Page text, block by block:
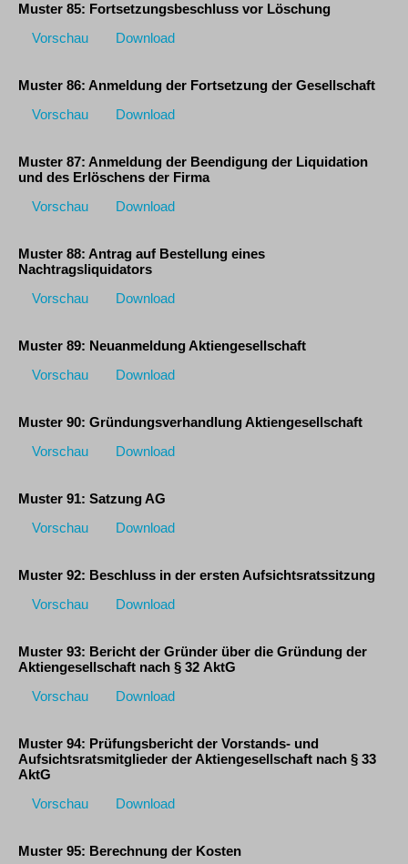
Muster 85: Fortsetzungsbeschluss vor Löschung
Vorschau
Download
Muster 86: Anmeldung der Fortsetzung der Gesellschaft
Vorschau
Download
Muster 87: Anmeldung der Beendigung der Liquidation
und des Erlöschens der Firma
Vorschau
Download
Muster 88: Antrag auf Bestellung eines
Nachtragsliquidators
Vorschau
Download
Muster 89: Neuanmeldung Aktiengesellschaft
Vorschau
Download
Muster 90: Gründungsverhandlung Aktiengesellschaft
Vorschau
Download
Muster 91: Satzung AG
Vorschau
Download
Muster 92: Beschluss in der ersten Aufsichtsratssitzung
Vorschau
Download
Muster 93: Bericht der Gründer über die Gründung der
Aktiengesellschaft nach § 32 AktG
Vorschau
Download
Muster 94: Prüfungsbericht der Vorstands- und
Aufsichtsratsmitglieder der Aktiengesellschaft nach § 33
AktG
Vorschau
Download
Muster 95: Berechnung der Kosten